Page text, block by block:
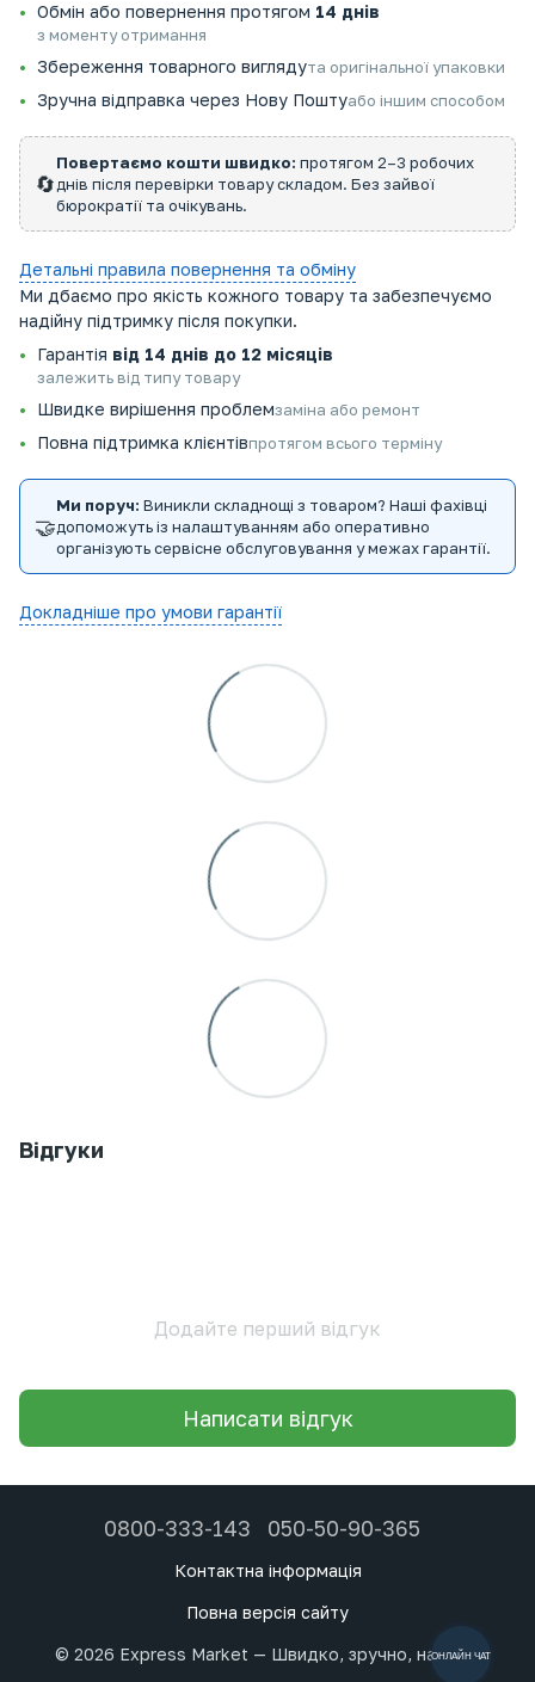
Обмін або повернення протягом 14 днів
з моменту отримання
Збереження товарного виглядута оригінальної упаковки
Зручна відправка через Нову Поштуабо іншим способом
🔄
Повертаємо кошти швидко: протягом 2–3 робочих
днів після перевірки товару складом. Без зайвої
бюрократії та очікувань.
Детальні правила повернення та обміну
Ми дбаємо про якість кожного товару та забезпечуємо
надійну підтримку після покупки.
Гарантія від 14 днів до 12 місяців
залежить від типу товару
Швидке вирішення проблемзаміна або ремонт
Повна підтримка клієнтівпротягом всього терміну
🤝
Ми поруч: Виникли складнощі з товаром? Наші фахівці
допоможуть із налаштуванням або оперативно
організують сервісне обслуговування у межах гарантії.
Докладніше про умови гарантії
Відгуки
Додайте перший відгук
Написати відгук
0800-333-143 050-50-90-365
Контактна інформація
Повна версія сайту
© 2026 Express Market — Швидко, зручно, надійно
ОНЛАЙН ЧАТ